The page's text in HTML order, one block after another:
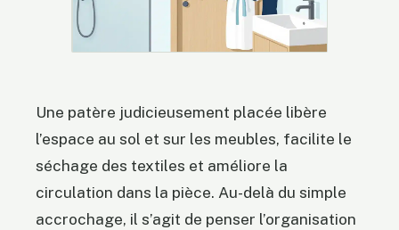
Une patère judicieusement placée libère
l’espace au sol et sur les meubles, facilite le
séchage des textiles et améliore la
circulation dans la pièce. Au-delà du simple
accrochage, il s’agit de penser l’organisation